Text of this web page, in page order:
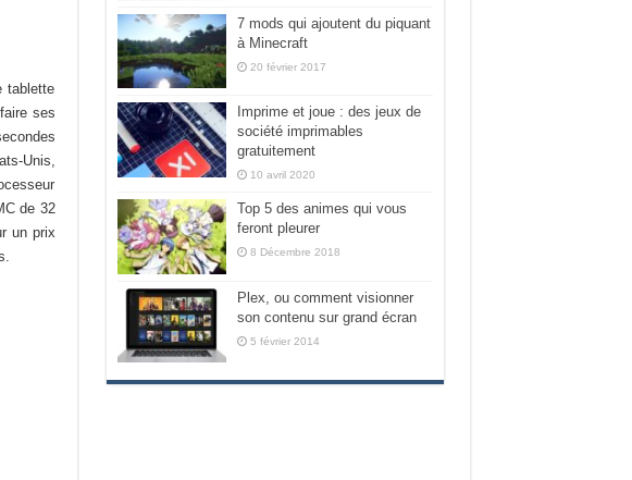
tablette
ses
Unis,
de 32
un prix
7 mods qui ajoutent du piquant
à Minecraft
20 février 2017
Imprime et joue : des jeux de
société imprimables
gratuitement
10 avril 2020
Top 5 des animes qui vous
feront pleurer
8 Décembre 2018
Plex, ou comment visionner
son contenu sur grand écran
5 février 2014